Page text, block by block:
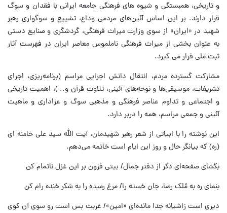
و تاریخی، همبستگی و شیوه های فرهنگی جامعه ایرانی با فقدان و سوگ
قرار دارند. بر این اساس آئین‌های مردمی وداع، تشییع و سوگواری رهبر
شهید در «ایران» از سوی وزارت میراث فرهنگی، گردشگری و صنایع دستی
به عنوان بخشی از میراث فرهنگی ناملموس معاصر ایران در فهرست آثار
ثبت ملی قرار می گیرد.
مشارکت گسترده مردم، انتقال دانش اجرایی مراسم (برنامه‌ریزی، اجرای
تشریفات، موسیقی‌ها و نوحه‌های آئینی، تلاوت قرآن و.. )، اهمیت تاریخی
و اجتماعی و تداوم عناصر فرهنگی و مذهبی سوگ و عزاداری و ماهیت
آئینی و جمعی مراسم، همه را دربر دارد.
این نوشته را با ابیاتی از شعر رهبر شهیدمان، آیت الله سید علی خامنه ای
(ره) که بیانگر حال و روز این ایام است خاتمه می‌دهم.
بگشای صفحه‌ای دگر از دفتر جمال/ بیتی فزون بر این غزل ناتمام کن
بنمای ره به مُلک رضا، جان خسته را/ مرغ رمیده را به شکر خنده رام کن
دیری است زاشیانه جدا مانده‌ای «امین»/ غربت بس است رو سوی آن کوی